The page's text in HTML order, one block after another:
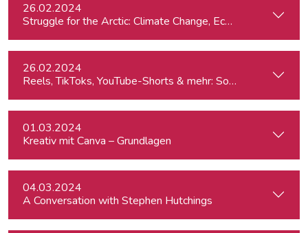
26.02.2024
26.02.2024
Reels, TikToks, YouTube-Shorts & mehr: Social Media-
01.03.2024
Kreativ mit Canva – Grundlagen
04.03.2024
A Conversation with Stephen Hutchings